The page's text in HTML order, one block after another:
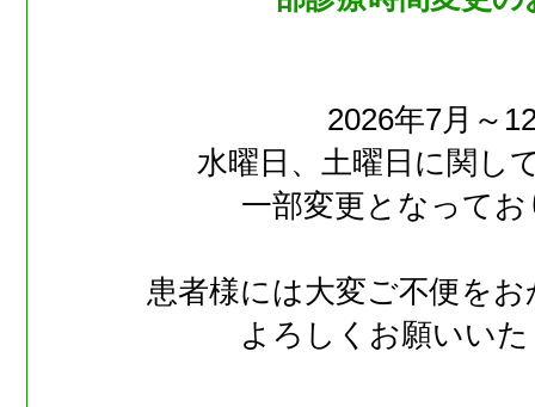
2026年7月～
水曜日、土曜日に関し
一部変更となって
患者様には大変ご不便を
よろしくお願いい